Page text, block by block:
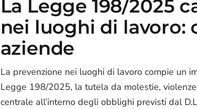
La Legge 198/2025
nei luoghi di lavoro:
aziende
La prevenzione nei luoghi di lavoro compie un
Legge 198/2025, la tutela da molestie,
centrale all’interno degli obblighi previsti dal